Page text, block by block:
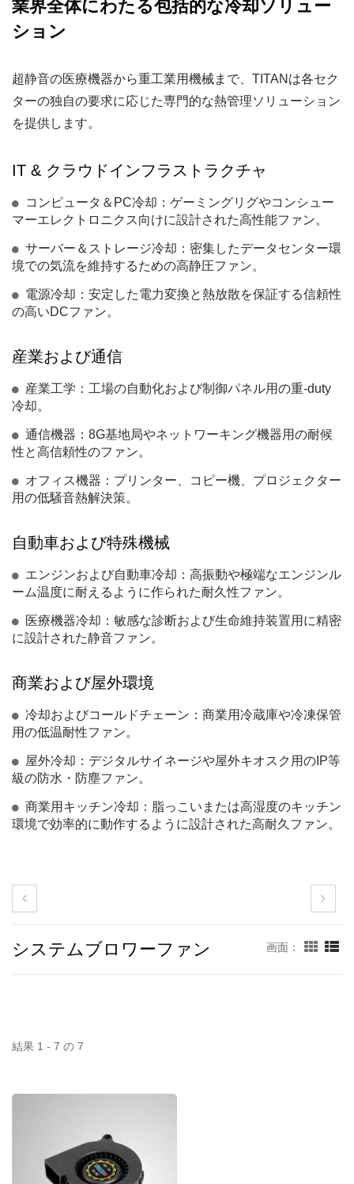
業界全体にわたる包括的な冷却ソリュー
ション
超静音の医療機器から重工業用機械まで、TITANは各セク
ターの独自の要求に応じた専門的な熱管理ソリューション
を提供します。
IT & クラウドインフラストラクチャ
コンピュータ＆PC冷却：ゲーミングリグやコンシュー
マーエレクトロニクス向けに設計された高性能ファン。
サーバー＆ストレージ冷却：密集したデータセンター環
境での気流を維持するための高静圧ファン。
電源冷却：安定した電力変換と熱放散を保証する信頼性
の高いDCファン。
産業および通信
産業工学：工場の自動化および制御パネル用の重-duty
冷却。
通信機器：8G基地局やネットワーキング機器用の耐候
性と高信頼性のファン。
オフィス機器：プリンター、コピー機、プロジェクター
用の低騒音熱解決策。
自動車および特殊機械
エンジンおよび自動車冷却：高振動や極端なエンジンル
ーム温度に耐えるように作られた耐久性ファン。
医療機器冷却：敏感な診断および生命維持装置用に精密
に設計された静音ファン。
商業および屋外環境
冷却およびコールドチェーン：商業用冷蔵庫や冷凍保管
用の低温耐性ファン。
屋外冷却：デジタルサイネージや屋外キオスク用のIP等
級の防水・防塵ファン。
商業用キッチン冷却：脂っこいまたは高湿度のキッチン
環境で効率的に動作するように設計された高耐久ファン。
システムブロワーファン 画面：
結果 1 - 7 の 7